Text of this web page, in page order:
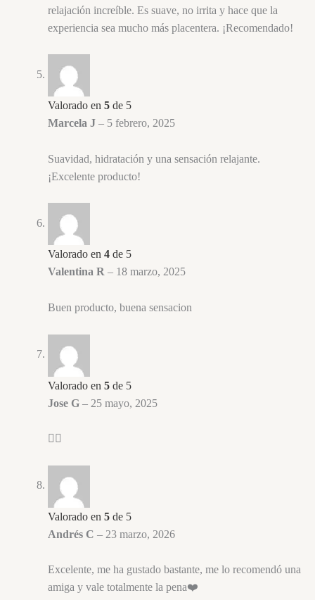
relajación increíble. Es suave, no irrita y hace que la
experiencia sea mucho más placentera. ¡Recomendado!
Valorado en 5 de 5
Marcela J – 5 febrero, 2025
Suavidad, hidratación y una sensación relajante.
¡Excelente producto!
Valorado en 4 de 5
Valentina R – 18 marzo, 2025
Buen producto, buena sensacion
Valorado en 5 de 5
Jose G – 25 mayo, 2025
👌🏼
Valorado en 5 de 5
Andrés C – 23 marzo, 2026
Excelente, me ha gustado bastante, me lo recomendó una
amiga y vale totalmente la pena❤️